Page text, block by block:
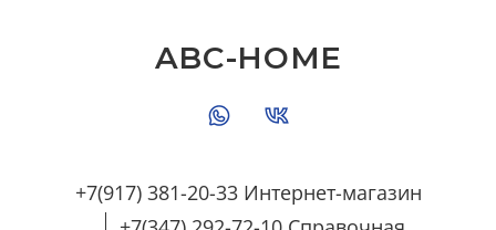
+7(917) 381-20-33 Интернет-магазин
ABC-HOME